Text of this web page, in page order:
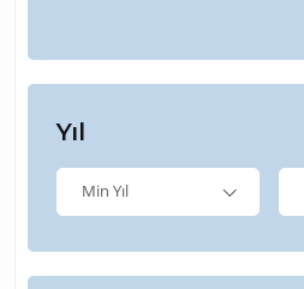
Yıl
Min Yıl